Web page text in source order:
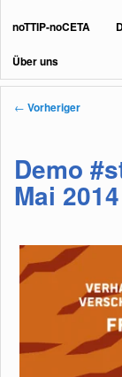
noTTIP-noCETA
Über uns
Beitragsnavigation
← Vorheriger
Demo
Mai 2014